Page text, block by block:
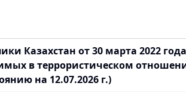
Казахстан от 30 марта 2022
в террористическом
на 12.07.2026 г.)